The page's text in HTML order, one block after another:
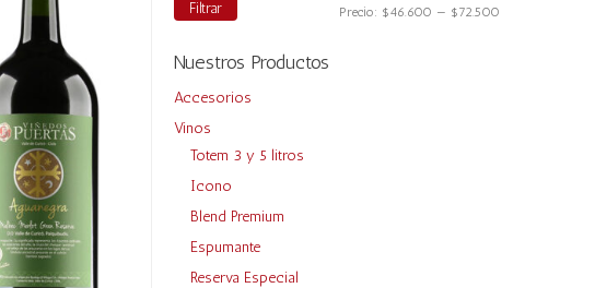
Precio
Precio
Filtrar Precio: $46.600 — $72.500
Nuestros Productos
Accesorios
Vinos
Totem 3 y 5 litros
Icono
Blend Premium
Espumante
Reserva Especial